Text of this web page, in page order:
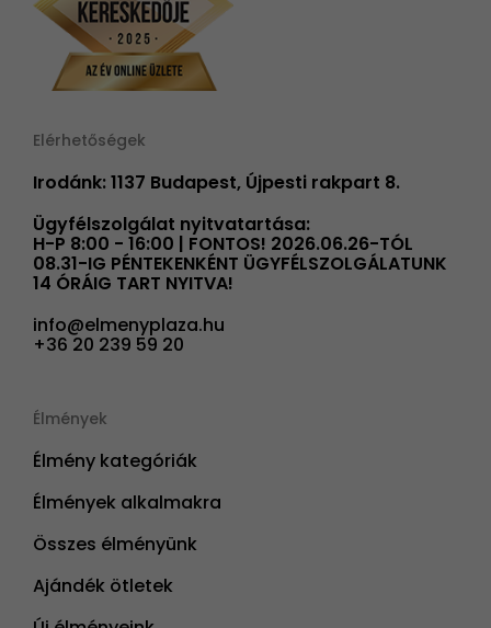
Elérhetőségek
Irodánk: 1137 Budapest, Újpesti rakpart 8.
Ügyfélszolgálat nyitvatartása:
H-P 8:00 - 16:00 | FONTOS! 2026.06.26-TÓL
08.31-IG PÉNTEKENKÉNT ÜGYFÉLSZOLGÁLATUNK
14 ÓRÁIG TART NYITVA!
info@elmenyplaza.hu
+36 20 239 59 20
Élmények
Élmény kategóriák
Élmények alkalmakra
Összes élményünk
Ajándék ötletek